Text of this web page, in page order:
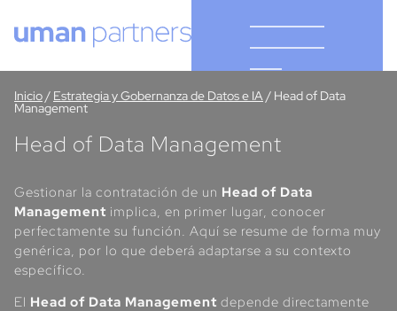
Inicio/ Estrategia y Gobernanza de Datos e IA/ Head of Data
Management
Head of Data Management
Gestionar la contratación de un Head of Data
Management implica, en primer lugar, conocer
perfectamente su función. Aquí se resume de forma muy
genérica, por lo que deberá adaptarse a su contexto
específico.
El Head of Data Management depende directamente